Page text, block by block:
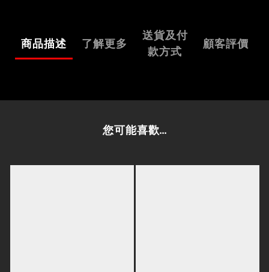
商品描述 了解更多
送貨及付
款方式
顧客評價
您可能喜歡...